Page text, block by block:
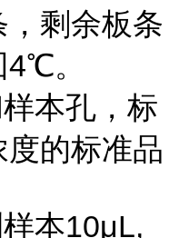
剩余板条
。
本孔，标
的标准品
本10μL,